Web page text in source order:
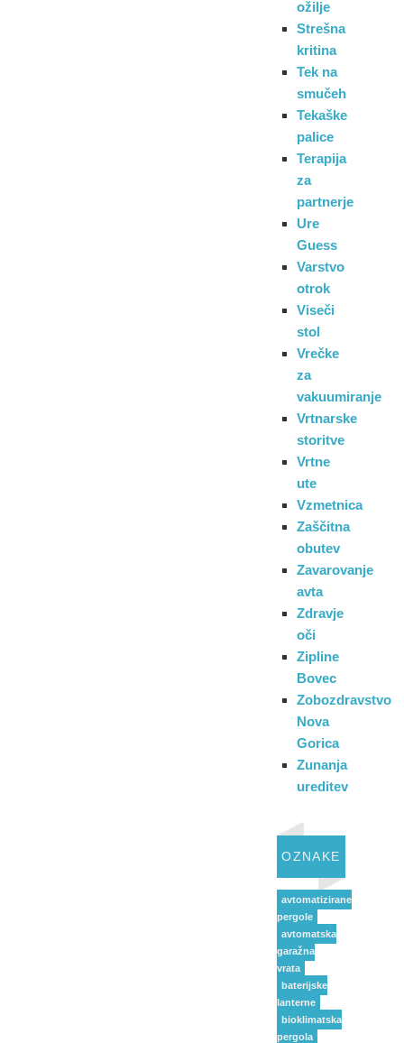
ožilje
Strešna
kritina
Tek na
smučeh
Tekaške
palice
Terapija
za
partnerje
Ure
Guess
Varstvo
otrok
Viseči
stol
Vrečke
za
vakuumiranje
Vrtnarske
storitve
Vrtne
ute
Vzmetnica
Zaščitna
obutev
Zavarovanje
avta
Zdravje
oči
Zipline
Bovec
Zobozdravstvo
Nova
Gorica
Zunanja
ureditev
OZNAKE
avtomatizirane
pergole
avtomatska
garažna
vrata
baterijske
lanterne
bioklimatska
pergola